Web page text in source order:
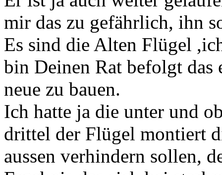
mir das zu gefährlich, ihn
Es sind die Alten Flügel
bin Deinen Rat befolgt
neue zu bauen.
Ich hatte ja die unter und
drittel der Flügel montiert
aussen verhindern sollen,